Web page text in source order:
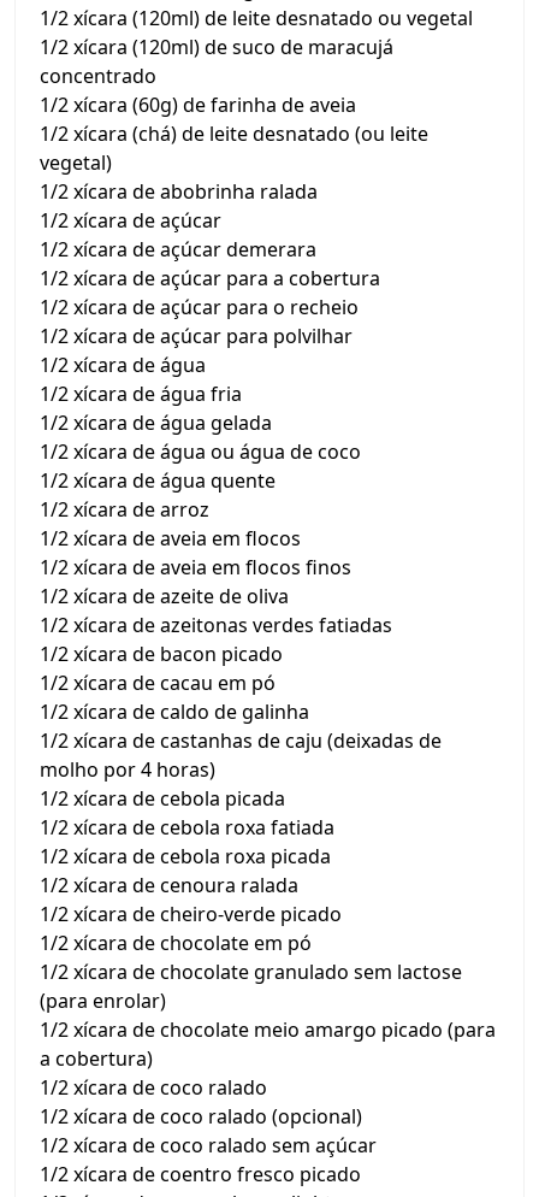
1/2 xícara (120ml) de leite desnatado ou vegetal
1/2 xícara (120ml) de suco de maracujá
concentrado
1/2 xícara (60g) de farinha de aveia
1/2 xícara (chá) de leite desnatado (ou leite
vegetal)
1/2 xícara de abobrinha ralada
1/2 xícara de açúcar
1/2 xícara de açúcar demerara
1/2 xícara de açúcar para a cobertura
1/2 xícara de açúcar para o recheio
1/2 xícara de açúcar para polvilhar
1/2 xícara de água
1/2 xícara de água fria
1/2 xícara de água gelada
1/2 xícara de água ou água de coco
1/2 xícara de água quente
1/2 xícara de arroz
1/2 xícara de aveia em flocos
1/2 xícara de aveia em flocos finos
1/2 xícara de azeite de oliva
1/2 xícara de azeitonas verdes fatiadas
1/2 xícara de bacon picado
1/2 xícara de cacau em pó
1/2 xícara de caldo de galinha
1/2 xícara de castanhas de caju (deixadas de
molho por 4 horas)
1/2 xícara de cebola picada
1/2 xícara de cebola roxa fatiada
1/2 xícara de cebola roxa picada
1/2 xícara de cenoura ralada
1/2 xícara de cheiro-verde picado
1/2 xícara de chocolate em pó
1/2 xícara de chocolate granulado sem lactose
(para enrolar)
1/2 xícara de chocolate meio amargo picado (para
a cobertura)
1/2 xícara de coco ralado
1/2 xícara de coco ralado (opcional)
1/2 xícara de coco ralado sem açúcar
1/2 xícara de coentro fresco picado